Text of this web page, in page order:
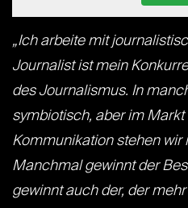
„Ich arbeite mit
Journalist ist mein
des Journalismus. In
symbiotisch, aber im
Kommunikation stehen wir
Manchmal gewinnt der
gewinnt auch der, der mehr